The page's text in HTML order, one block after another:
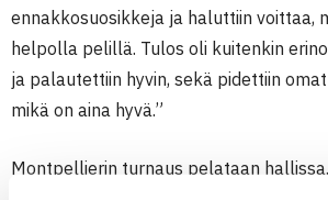
ennakkosuosikkeja ja haluttiin voittaa,
helpolla pelillä. Tulos oli kuitenkin
ja palautettiin hyvin, sekä pidettiin
mikä on aina hyvä.”
Montpellierin turnaus pelataan